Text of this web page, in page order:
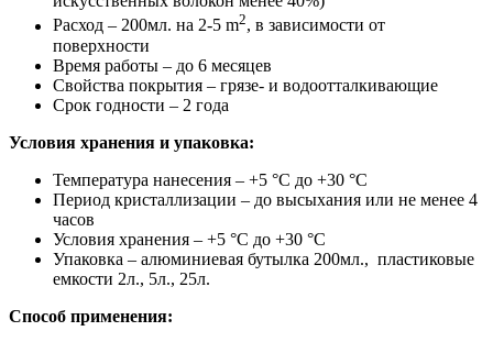
Расход – 200мл. на 2-5 m2, в зависимости от
поверхности
Время работы – до 6 месяцев
Свойства покрытия – грязе- и водоотталкивающие
Срок годности – 2 года
Условия хранения и упаковка:
Температура нанесения – +5 °C до +30 °C
Период кристаллизации – до высыхания или не менее 4
часов
Условия хранения – +5 °C до +30 °C
Упаковка – алюминиевая бутылка 200мл., пластиковые
емкости 2л., 5л., 25л.
Способ применения: